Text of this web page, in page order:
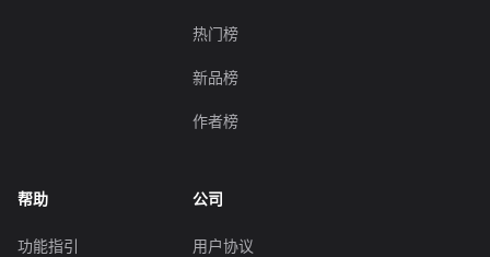
热门榜
新品榜
作者榜
帮助
功能指引
公司
用户协议